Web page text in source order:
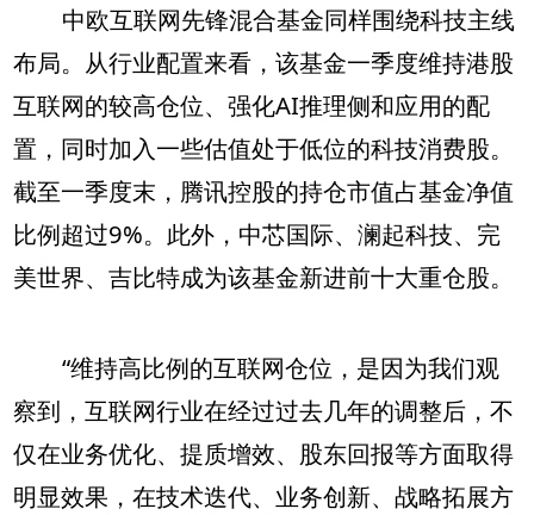
中欧互联网先锋混合基金同样围绕科技主线
布局。从行业配置来看，该基金一季度维持港股
互联网的较高仓位、强化AI推理侧和应用的配
置，同时加入一些估值处于低位的科技消费股。
截至一季度末，腾讯控股的持仓市值占基金净值
比例超过9%。此外，中芯国际、澜起科技、完
美世界、吉比特成为该基金新进前十大重仓股。
“维持高比例的互联网仓位，是因为我们观
察到，互联网行业在经过过去几年的调整后，不
仅在业务优化、提质增效、股东回报等方面取得
明显效果，在技术迭代、业务创新、战略拓展方